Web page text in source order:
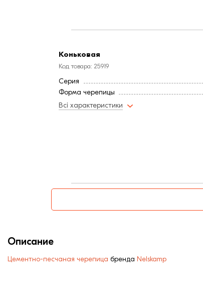
Коньковая
Код товара: 25919
Серия
Форма черепицы
Всі характеристики
Описание
Цементно-песчаная черепица бренда Nelskamp